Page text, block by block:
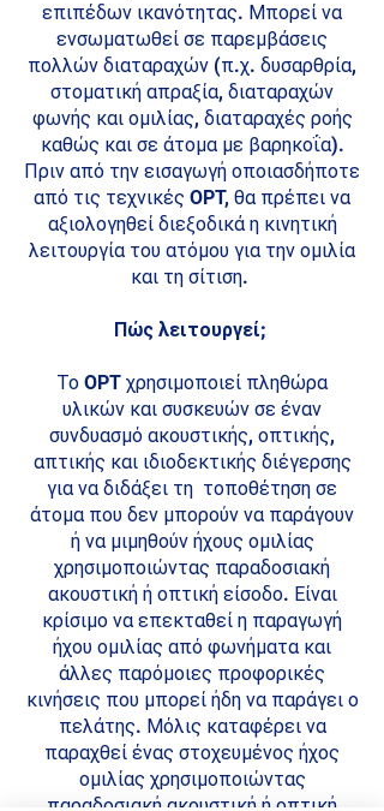
επιπέδων ικανότητας. Μπορεί να
ενσωματωθεί σε παρεμβάσεις
πολλών διαταραχών (π.χ. δυσαρθρία,
στοματική απραξία, διαταραχών
φωνής και ομιλίας, διαταραχές ροής
καθώς και σε άτομα με βαρηκοΐα).
Πριν από την εισαγωγή οποιασδήποτε
από τις τεχνικές OPT, θα πρέπει να
αξιολογηθεί διεξοδικά η κινητική
λειτουργία του ατόμου για την ομιλία
και τη σίτιση.
Πώς λειτουργεί;
Το OPT χρησιμοποιεί πληθώρα
υλικών και συσκευών σε έναν
συνδυασμό ακουστικής, οπτικής,
απτικής και ιδιοδεκτικής διέγερσης
για να διδάξει τη τοποθέτηση σε
άτομα που δεν μπορούν να παράγουν
ή να μιμηθούν ήχους ομιλίας
χρησιμοποιώντας παραδοσιακή
ακουστική ή οπτική είσοδο. Είναι
κρίσιμο να επεκταθεί η παραγωγή
ήχου ομιλίας από φωνήματα και
άλλες παρόμοιες προφορικές
κινήσεις που μπορεί ήδη να παράγει ο
πελάτης. Μόλις καταφέρει να
παραχθεί ένας στοχευμένος ήχος
ομιλίας χρησιμοποιώντας
παραδοσιακή ακουστική ή οπτική